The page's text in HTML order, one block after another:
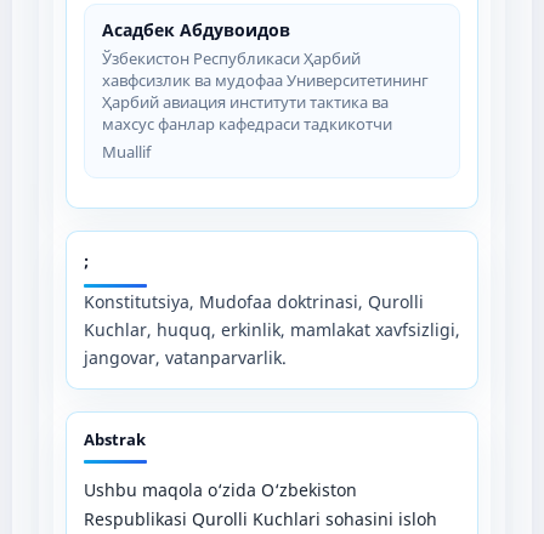
Асадбек Абдувоидов
Ўзбекистон Республикаси Ҳарбий
хавфсизлик ва мудофаа Университетининг
Ҳарбий авиация институти тактика ва
махсус фанлар кафедраси тадкикотчи
Muallif
;
Konstitutsiya, Mudofaa doktrinasi, Qurolli
Kuchlar, huquq, erkinlik, mamlakat xavfsizligi,
jangovar, vatanparvarlik.
Abstrak
Ushbu maqola o‘zida O‘zbekiston
Respublikasi Qurolli Kuchlari sohasini isloh